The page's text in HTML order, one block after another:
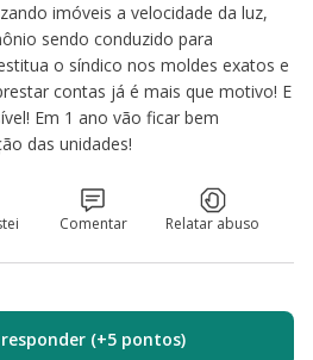
imóveis a velocidade da luz,
sendo conduzido para
o síndico nos moldes exatos e
contas já é mais que motivo! E
Em 1 ano vão ficar bem
das unidades!
Comentar Relatar abuso
(+5 pontos)